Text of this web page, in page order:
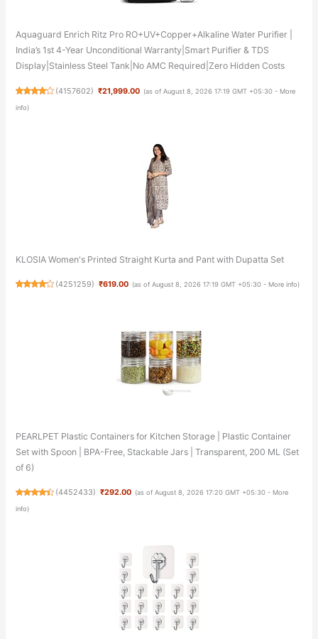
Aquaguard Enrich Ritz Pro RO+UV+Copper+Alkaline Water Purifier |
India’s 1st 4-Year Unconditional Warranty|Smart Purifier & TDS
Display|Stainless Steel Tank|No AMC Required|Zero Hidden Costs
(4157602) ₹21,999.00 (as of August 8, 2026 17:19 GMT +05:30 - More
info)
KLOSIA Women's Printed Straight Kurta and Pant with Dupatta Set
(4251259) ₹619.00 (as of August 8, 2026 17:19 GMT +05:30 - More info)
PEARLPET Plastic Containers for Kitchen Storage | Plastic Container
Set with Spoon | BPA-Free, Stackable Jars | Transparent, 200 ML (Set
of 6)
(4452433) ₹292.00 (as of August 8, 2026 17:20 GMT +05:30 - More
info)